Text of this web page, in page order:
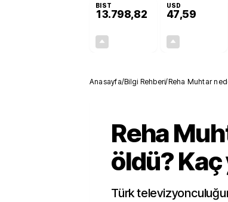
BIST
13.798,82
USD
47,59
Anasayfa/Bilgi Rehberi/Reha Muhtar
Reha
öldü? Kaç
Türk